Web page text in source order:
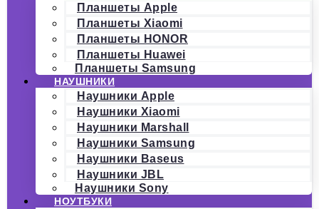
Планшеты Apple
Планшеты Xiaomi
Планшеты HONOR
Планшеты Huawei
Планшеты Samsung
НАУШНИКИ
Наушники Apple
Наушники Xiaomi
Наушники Marshall
Наушники Samsung
Наушники Baseus
Наушники JBL
Наушники Sony
НОУТБУКИ